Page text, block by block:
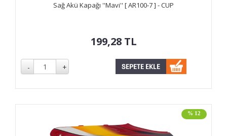
Sağ Akü Kapağı ''Mavi'' [ AR100-7 ] - CUP
199,28 TL
% 12